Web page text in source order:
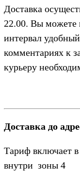
Доставка
22.00. Вы можете
интервал
комментариях к
курьеру
Доставка до
Тариф включает в
внутри зоны 4